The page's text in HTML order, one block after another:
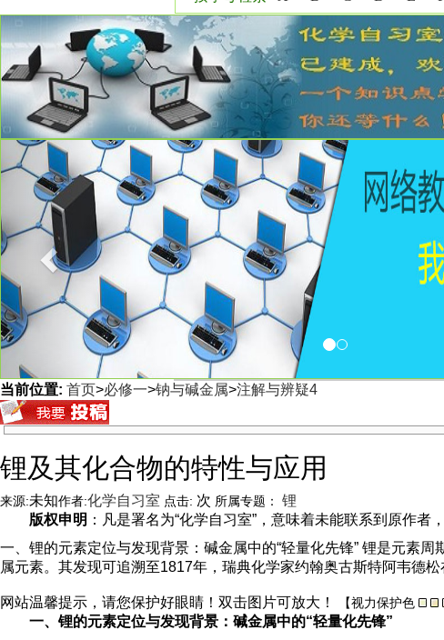
Y Z
Previous
<
当前位置: 首页>必修一>钠与碱金属>注解与辨疑4
锂及其化合物的特性与应用
来源:未知作者:化学自习室 点击: 次 所属专题：
锂
版权申明 ：凡是署名为“化学自习室”，意味着未能联系到原作
一、锂的元素定位与发现背景：碱金属中的“轻量化先锋” 锂是元素
属元素。其发现可追溯至1817年，瑞典化学家约翰奥古斯特阿韦德
网站温馨提示，请您保护好眼睛！双击图片可放大！ 【视力保护色
一、锂的元素定位与发现背景：碱金属中的“轻量化先锋”